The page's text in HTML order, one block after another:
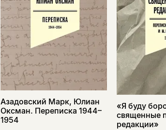
Азадовский Марк, Юлиан
Оксман. Переписка 1944–
1954
«Я буду
священные
редакции»